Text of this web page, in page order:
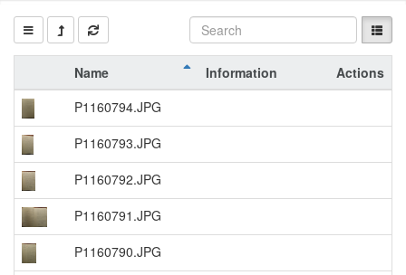
Name Information
Actions
P1160794.JPG
P1160793.JPG
P1160792.JPG
P1160791.JPG
P1160790.JPG